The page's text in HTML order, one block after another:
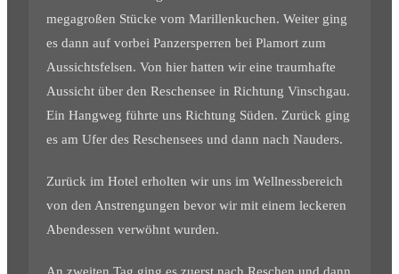
megagroßen Stücke vom Marillenkuchen. Weiter ging
es dann auf vorbei Panzersperren bei Plamort zum
Aussichtsfelsen. Von hier hatten wir eine traumhafte
Aussicht über den Reschensee in Richtung Vinschgau.
Ein Hangweg führte uns Richtung Süden. Zurück ging
es am Ufer des Reschensees und dann nach Nauders.
Zurück im Hotel erholten wir uns im Wellnessbereich
von den Anstrengungen bevor wir mit einem leckeren
Abendessen verwöhnt wurden.